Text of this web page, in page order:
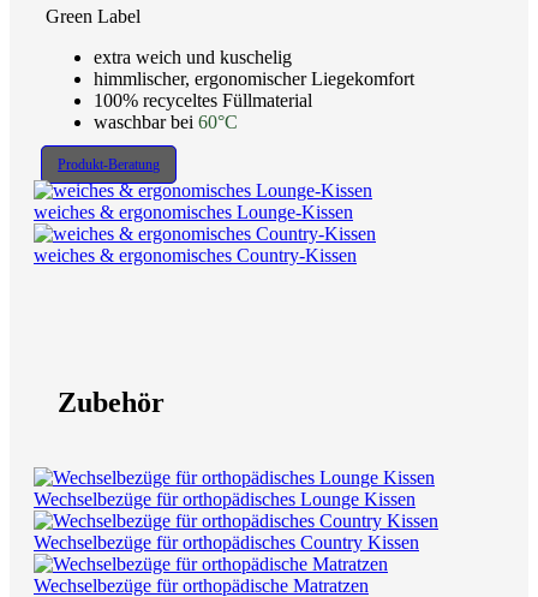
Green Label
extra weich und kuschelig
himmlischer, ergonomischer Liegekomfort
100% recyceltes Füllmaterial
waschbar bei 60°C
Produkt-Beratung
weiches & ergonomisches Lounge-Kissen
weiches & ergonomisches Country-Kissen
Zubehör
Wechselbezüge für orthopädisches Lounge Kissen
Wechselbezüge für orthopädisches Country Kissen
Wechselbezüge für orthopädische Matratzen